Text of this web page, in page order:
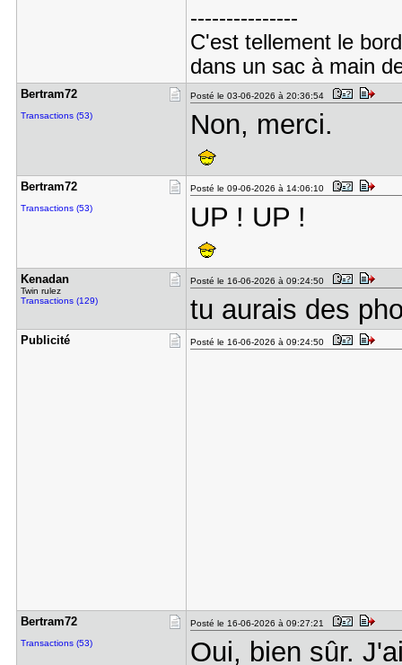
---------------
C'est tellement le
dans un sac à main
Bertram72
Transactions (53)
Posté le 03-06-2026 à 20:36:54
Non, merci.
Bertram72
Transactions (53)
Posté le 09-06-2026 à 14:06:10
UP ! UP !
Kenadan
Twin rulez
Transactions (129)
Posté le 16-06-2026 à 09:24:50
tu aurais des
Publicité Posté le 16-06-2026 à 09:24:50
Bertram72
Transactions (53)
Posté le 16-06-2026 à 09:27:21
Oui, bien sûr.